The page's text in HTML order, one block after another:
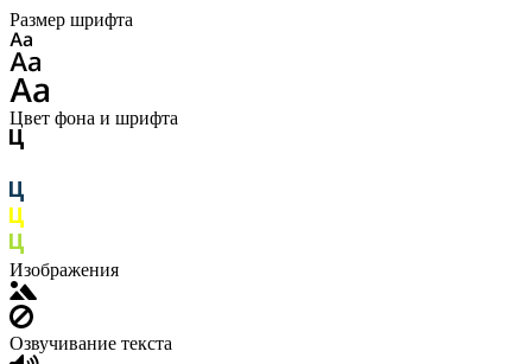
Размер шрифта
Цвет фона и шрифта
Изображения
Озвучивание текста